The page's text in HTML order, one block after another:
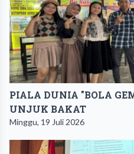
PIALA DUNIA "BOLA
UNJUK BAKAT
Minggu, 19 Juli 2026